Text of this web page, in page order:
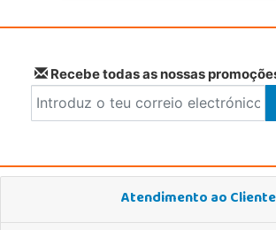
Recebe todas as nossas
Atendimento ao Cliente